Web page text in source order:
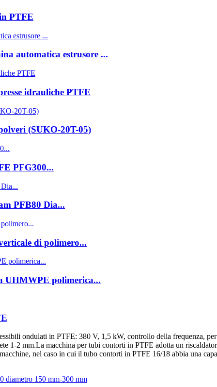
PTFE
automatica estrusore ...
idrauliche PTFE
(SUKO-20T-05)
PFG300...
PFB80 Dia...
di polimero...
UHMWPE polimerica...
ondulati in PTFE: 380 V, 1,5 kW, controllo della frequenza,
1-2 mm.La macchina per tubi contorti in PTFE adotta un
nel caso in cui il tubo contorti in PTFE 16/18 abbia una